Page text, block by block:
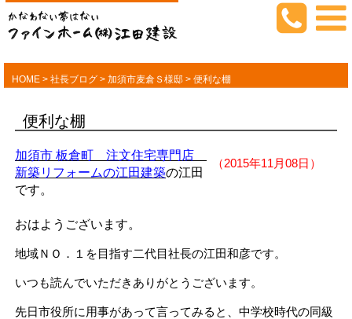
HOME > 社長ブログ > 加須市麦倉Ｓ様邸 > 便利な棚
便利な棚
（2015年11月08日）
加須市 板倉町 注文住宅専門店
新築リフォームの江田建築の江田
です。
おはようございます。
地域ＮＯ．１を目指す二代目社長の江田和彦です。
いつも読んでいただきありがとうございます。
先日市役所に用事があって言ってみると、中学校時代の同級